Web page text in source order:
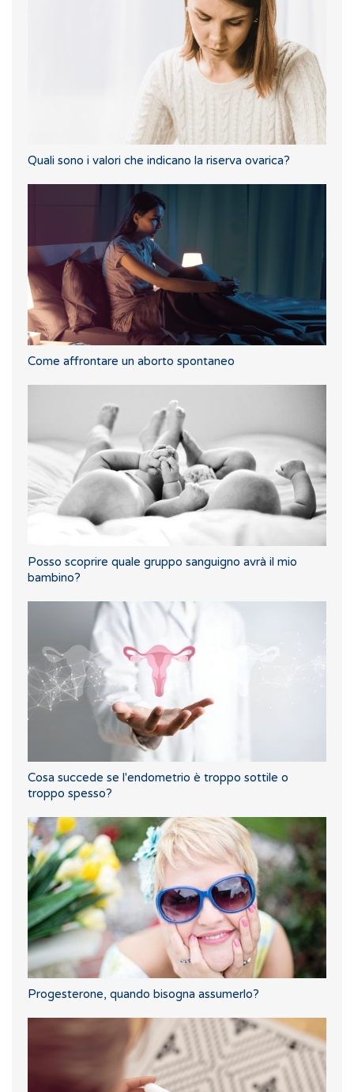
Quali sono i valori che indicano la riserva ovarica?
Come affrontare un aborto spontaneo
Posso scoprire quale gruppo sanguigno avrà il mio
bambino?
Cosa succede se l'endometrio è troppo sottile o
troppo spesso?
Progesterone, quando bisogna assumerlo?